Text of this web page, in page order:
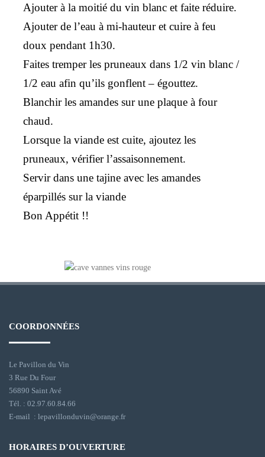
Ajouter à la moitié du vin blanc et faite réduire.
Ajouter de l’eau à mi-hauteur et cuire à feu
doux pendant 1h30.
Faites tremper les pruneaux dans 1/2 vin blanc /
1/2 eau afin qu’ils gonflent – égouttez.
Blanchir les amandes sur une plaque à four
chaud.
Lorsque la viande est cuite, ajoutez les
pruneaux, vérifier l’assaisonnement.
Servir dans une tajine avec les amandes
éparpillés sur la viande
Bon Appétit !!
COORDONNÉES
Le Pavillon du Vin
3 Rue Du Four
56890 Saint Avé
Tél. : 02.97.60.84.66
E-mail : lepavillonduvin@orange.fr
HORAIRES D’OUVERTURE